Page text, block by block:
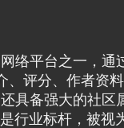
络平台之一，
、评分、作者资
具备强大的社
业标杆，被视